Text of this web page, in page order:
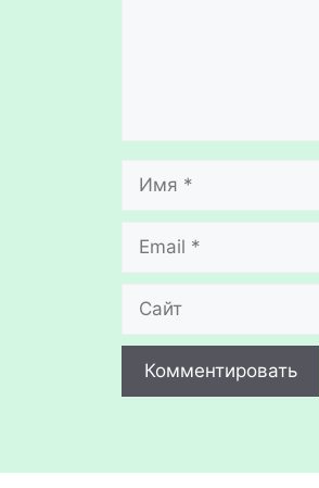
Имя
Email
Сайт